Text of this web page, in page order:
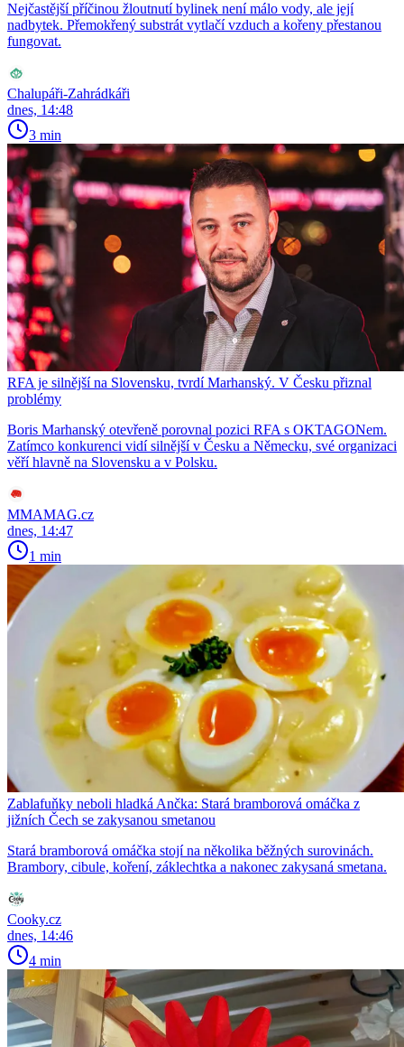
Nejčastější příčinou žloutnutí bylinek není málo vody, ale její
nadbytek. Přemokřený substrát vytlačí vzduch a kořeny přestanou
fungovat.
Chalupáři-Zahrádkáři
dnes, 14:48
3 min
RFA je silnější na Slovensku, tvrdí Marhanský. V Česku přiznal
problémy
Boris Marhanský otevřeně porovnal pozici RFA s OKTAGONem.
Zatímco konkurenci vidí silnější v Česku a Německu, své organizaci
věří hlavně na Slovensku a v Polsku.
MMAMAG.cz
dnes, 14:47
1 min
Zablafuňky neboli hladká Ančka: Stará bramborová omáčka z
jižních Čech se zakysanou smetanou
Stará bramborová omáčka stojí na několika běžných surovinách.
Brambory, cibule, koření, záklechtka a nakonec zakysaná smetana.
Cooky.cz
dnes, 14:46
4 min